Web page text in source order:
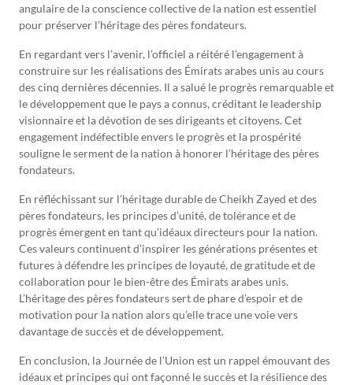
angulaire de la conscience collective de la nation est essentiel
pour préserver l’héritage des pères fondateurs.
En regardant vers l’avenir, l’officiel a réitéré l’engagement à
construire sur les réalisations des Émirats arabes unis au cours
des cinq dernières décennies. Il a salué le progrès remarquable et
le développement que le pays a connus, créditant le leadership
visionnaire et la dévotion de ses dirigeants et citoyens. Cet
engagement indéfectible envers le progrès et la prospérité
souligne le serment de la nation à honorer l’héritage des pères
fondateurs.
En réfléchissant sur l’héritage durable de Cheikh Zayed et des
pères fondateurs, les principes d’unité, de tolérance et de
progrès émergent en tant qu’idéaux directeurs pour la nation.
Ces valeurs continuent d’inspirer les générations présentes et
futures à défendre les principes de loyauté, de gratitude et de
collaboration pour le bien-être des Émirats arabes unis.
L’héritage des pères fondateurs sert de phare d’espoir et de
motivation pour la nation alors qu’elle trace une voie vers
davantage de succès et de développement.
En conclusion, la Journée de l’Union est un rappel émouvant des
idéaux et principes qui ont façonné le succès et la résilience des